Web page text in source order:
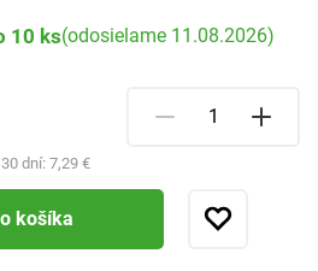
dní: 7,29 €
10 ks(odosielame 11.08.2026)
košíka